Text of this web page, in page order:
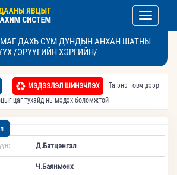
Toggle
ДАХЬ СУМ ДУНДЫН АНХАН ШАТНЫ
/ЭРҮҮГИЙН ХЭРГИЙН/
МЭДЭЭЛЭЛ ШИНЭЧЛЭХ
Та энэ товч дээр
цаг тухайд нь мэдэх боломжтой
Д.Батцэнгэл
Ч.Баянмөнх